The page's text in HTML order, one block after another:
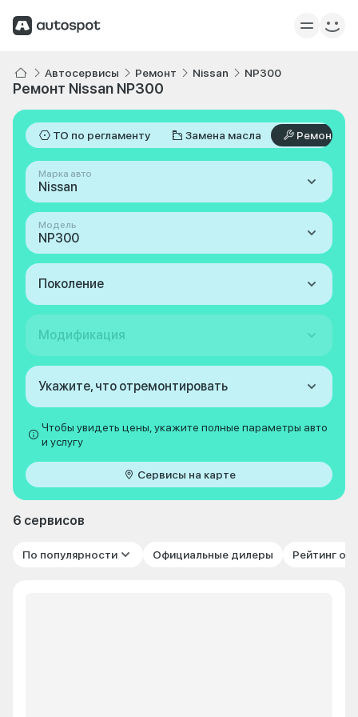
Автосервисы Ремонт Nissan NP300
Ремонт Nissan NP300
ТО по регламенту Замена масла Ремонт
Марка авто
Nissan
Модель
NP300
Поколение
Модификация
Укажите, что отремонтировать
Чтобы увидеть цены, укажите полные параметры авто
и услугу
Сервисы на карте
6 сервисов
По популярности Официальные дилеры Рейтинг